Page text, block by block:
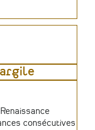
argile
consécutives